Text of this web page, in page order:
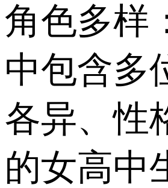
角色多样
中包含多
各异、性
的女高中